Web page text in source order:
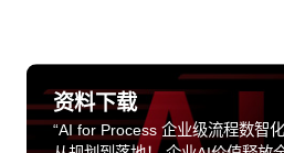
资料下载
“AI for Process 企业级流程数智